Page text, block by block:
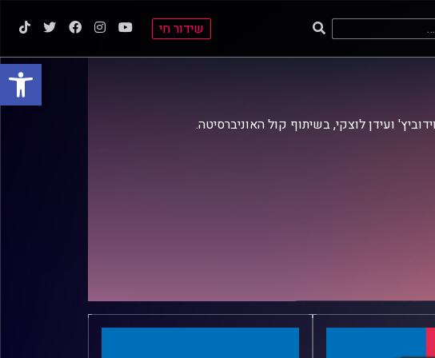
פתח
שידור חי
ועידן לוצקי, בשיתוף קול האוניברסיטה.